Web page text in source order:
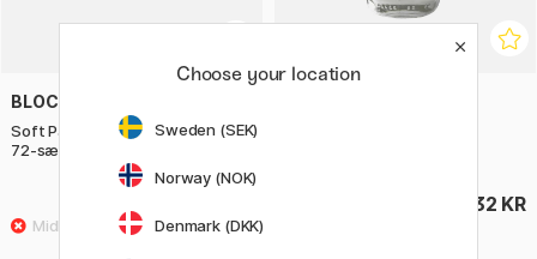
BLOCKX
Soft Pastels Sky and Seasons
72-sætt
132 KR
Choose your location
Sweden (SEK)
Norway (NOK)
Denmark (DKK)